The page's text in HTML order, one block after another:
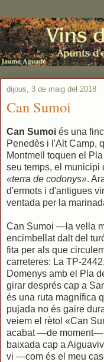
dijous, 3 de maig del 2018
Can Sumoi
Can Sumoi és una
Penedès i l'Alt Camp,
Montmell toquen el
seu temps, el
«terra de codonys».
d'ermots i d'antigues
ventada per la
Can Sumoi —la vella
encimbellat dalt del
fita per als que
carreteres: La TP-
Domenys amb el Pla
girar després cap a
és una ruta magnífica
pujada no és gaire
veiem el rètol «Can
acabat —de moment—
baixada cap a
vi —com és el meu